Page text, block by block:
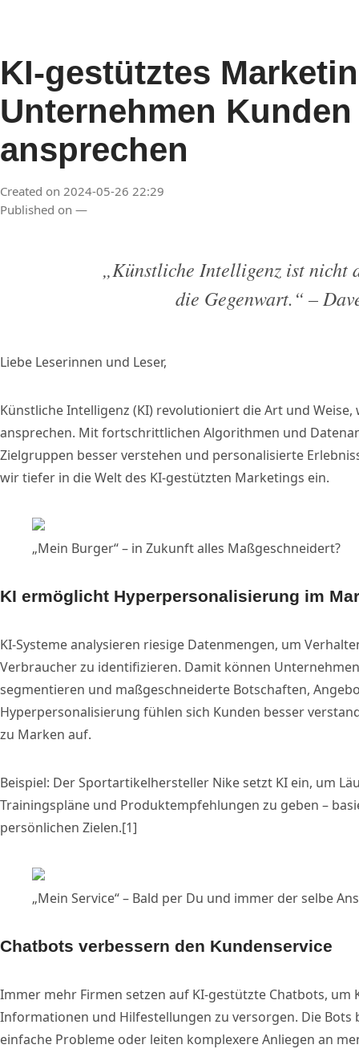
KI-gestütztes
Unternehmen
ansprechen
Created on 2024-05-26 22:29
Published on —
„Künstliche Intelligenz ist nicht
die Gegenwart.“ –
Liebe Leserinnen und Leser,
Künstliche Intelligenz (KI) revolutioniert die Art und
ansprechen. Mit fortschrittlichen Algorithmen und
Zielgruppen besser verstehen und personalisierte
wir tiefer in die Welt des KI-gestützten Marketings ein.
„Mein Burger“ – in Zukunft alles Maßgeschneidert?
KI ermöglicht Hyperpersonalisierung im
KI-Systeme analysieren riesige Datenmengen, um
Verbraucher zu identifizieren. Damit können
segmentieren und maßgeschneiderte Botschaften,
Hyperpersonalisierung fühlen sich Kunden besser
zu Marken auf.
Beispiel: Der Sportartikelhersteller Nike setzt KI ein, um
Trainingspläne und Produktempfehlungen zu geben –
persönlichen Zielen.[1]
„Mein Service“ – Bald per Du und immer der selbe
Chatbots verbessern den Kundenservice
Immer mehr Firmen setzen auf KI-gestützte Chatbots,
Informationen und Hilfestellungen zu versorgen. Die Bots
einfache Probleme oder leiten komplexere Anliegen an